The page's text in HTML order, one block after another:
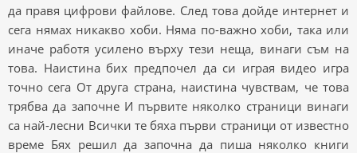
да правя цифрови файлове. След това дойде интернет и
сега нямах никакво хоби. Няма по-важно хоби, така или
иначе работя усилено върху тези неща, винаги съм на
това. Наистина бих предпочел да си играя видео игра
точно сега От друга страна, наистина чувствам, че това
трябва да започне И първите няколко страници винаги
са най-лесни Всички те бяха първи страници от известно
време Бях решил да започна да пиша няколко книги